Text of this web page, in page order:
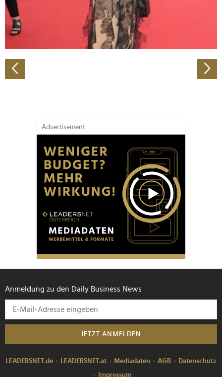
Verwendung unserer Website an unsere Partner für
soziale Medien, Werbung und Analysen weiter. Unsere
Partner führen diese Informationen möglicherweise mit
weiteren Daten zusammen, die Sie ihnen bereitgestellt
gesammelt haben.
Advertisement
Anmeldung zu den Daily Business News
JETZT ANMELDEN
LEADERSNET.de LEADERSNET.at Mediadaten AGB
Datenschutz
Impressum